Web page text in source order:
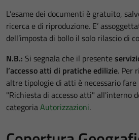
L’esame dei documenti è gratuito,
ricerca e di riproduzione. E’
dell’imposta di bollo il solo rilascio di
N.B.: Si segnala che il presente
l’accesso atti di pratiche edilizie. Per
altre tipologie di atti è necessario
"Richiesta di accesso atti" all'interno
categoriaAutorizzazioni.